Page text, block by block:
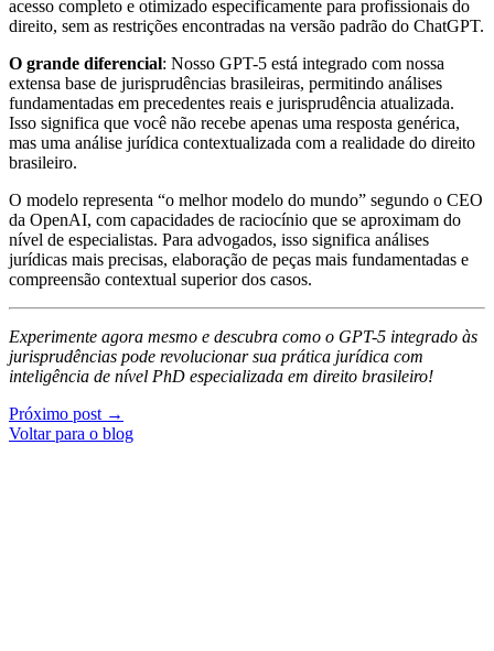
acesso completo e otimizado especificamente para profissionais do
direito, sem as restrições encontradas na versão padrão do ChatGPT.
O grande diferencial: Nosso GPT-5 está integrado com nossa
extensa base de jurisprudências brasileiras, permitindo análises
fundamentadas em precedentes reais e jurisprudência atualizada.
Isso significa que você não recebe apenas uma resposta genérica,
mas uma análise jurídica contextualizada com a realidade do direito
brasileiro.
O modelo representa “o melhor modelo do mundo” segundo o CEO
da OpenAI, com capacidades de raciocínio que se aproximam do
nível de especialistas. Para advogados, isso significa análises
jurídicas mais precisas, elaboração de peças mais fundamentadas e
compreensão contextual superior dos casos.
Experimente agora mesmo e descubra como o GPT-5 integrado às
jurisprudências pode revolucionar sua prática jurídica com
inteligência de nível PhD especializada em direito brasileiro!
Próximo post →
Voltar para o blog